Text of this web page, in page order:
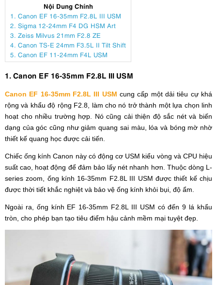
Nội Dung Chính
1. Canon EF 16-35mm F2.8L III USM
2. Sigma 12-24mm F4 DG HSM Art
3. Zeiss Milvus 21mm F2.8 ZE
4. Canon TS-E 24mm F3.5L II Tilt Shift
5. Canon EF 11-24mm F4L USM
1. Canon EF 16-35mm F2.8L III USM
Canon EF 16-35mm F2.8L III USM cung cấp một dải tiêu cự khá
rộng và khẩu độ rộng F2.8, làm cho nó trở thành một lựa chọn linh
hoạt cho nhiều trường hợp. Nó cũng cải thiện độ sắc nét và biến
dạng của góc cũng như giảm quang sai màu, lóa và bóng mờ nhờ
thiết kế quang học được cải tiến.
Chiếc ống kính Canon này có động cơ USM kiểu vòng và CPU hiệu
suất cao, hoạt động để đảm bảo lấy nét nhanh hơn. Thuộc dòng L-
series zoom, ống kính 16-35mm F2.8L III USM được thiết kế chịu
được thời tiết khắc nghiệt và bảo vệ ống kính khỏi bụi, độ ẩm.
Ngoài ra, ống kính EF 16-35mm F2.8L III USM có đến 9 lá khẩu
tròn, cho phép bạn tạo tiêu điểm hậu cảnh mềm mại tuyệt đẹp.